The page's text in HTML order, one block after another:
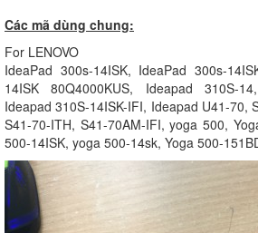
Các mã dùng chung:
For LENOVO
IdeaPad 300s-14ISK, IdeaPad 300s-
14ISK 80Q4000KUS, Ideapad 310S-
Ideapad 310S-14ISK-IFI, Ideapad U41-70,
S41-70-ITH, S41-70AM-IFI, yoga 500,
500-14ISK, yoga 500-14sk, Yoga 500-